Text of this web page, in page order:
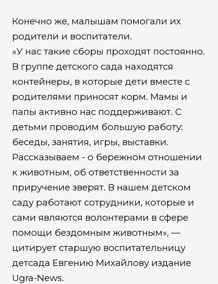
Конечно же, малышам помогали их
родители и воспитатели.
«У нас такие сборы проходят постоянно.
В группе детского сада находятся
контейнеры, в которые дети вместе с
родителями приносят корм. Мамы и
папы активно нас поддерживают. С
детьми проводим большую работу:
беседы, занятия, игры, выставки.
Рассказываем - о бережном отношении
к животным, об ответственности за
приручение зверят. В нашем детском
саду работают сотрудники, которые и
сами являются волонтерами в сфере
помощи бездомным животным», —
цитирует старшую воспитательницу
детсада Евгению Михайлову издание
Ugra-News.